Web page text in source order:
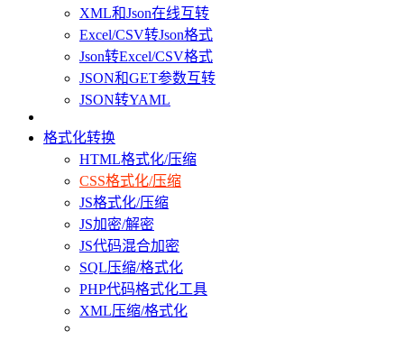
XML和Json在线互转
Excel/CSV转Json格式
Json转Excel/CSV格式
JSON和GET参数互转
JSON转YAML
格式化转换
HTML格式化/压缩
CSS格式化/压缩
JS格式化/压缩
JS加密/解密
JS代码混合加密
SQL压缩/格式化
PHP代码格式化工具
XML压缩/格式化